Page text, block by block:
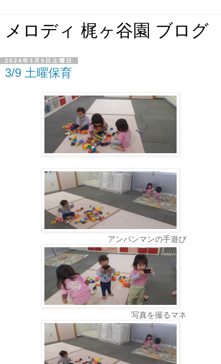
メロディ 梶ヶ谷園 ブログ
2024年3月9日土曜日
3/9 土曜保育
アンパンマンの手遊び
写真を撮るマネ